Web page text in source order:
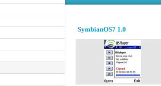
SymbianOS7 1.0